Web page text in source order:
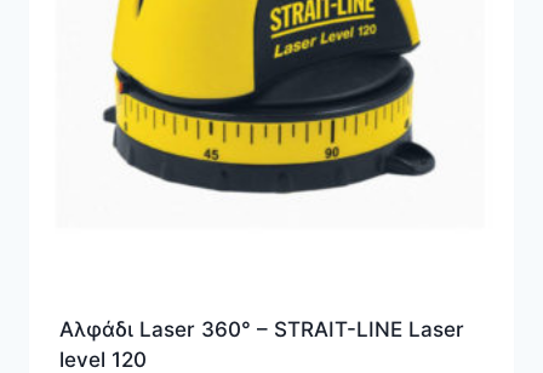
Αλφάδι Laser 360° – STRAIT-LINE Laser
level 120